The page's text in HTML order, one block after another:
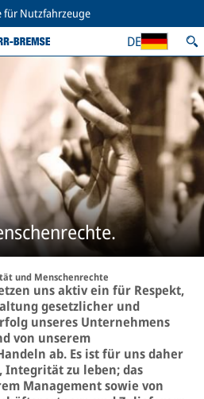
für Nutzfahrzeuge
DE
und Menschenrechte
uns aktiv ein für Respekt,
gesetzlicher und
unseres Unternehmens
von unserem
ab. Es ist für uns daher
Integrität zu leben; das
Management sowie von